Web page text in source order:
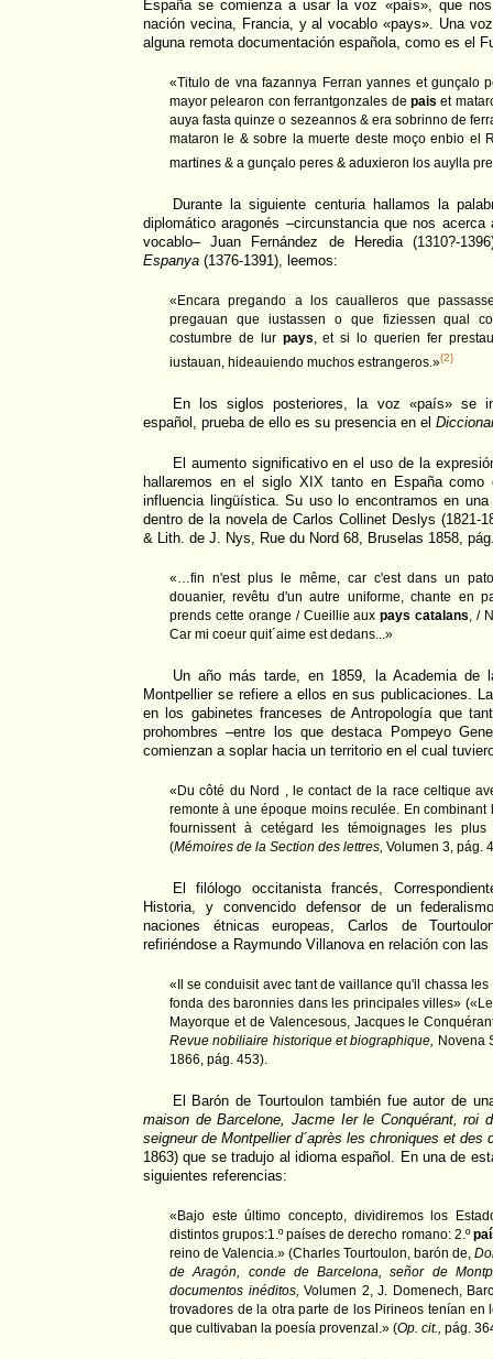
España se comienza a usar la voz «país», que
nación vecina, Francia, y al vocablo «pays». Una
alguna remota documentación española, como es el
«Titulo de vna fazannya Ferran yannes et gunçalo
mayor pelearon con ferrantgonzales de pais et
auya fasta quinze o sezeannos & era sobrinno de
mataron le & sobre la muerte deste moço enbio el
martines & a gunçalo peres & aduxieron los auylla
Durante la siguiente centuria hallamos la
diplomático aragonés –circunstancia que nos
vocablo– Juan Fernández de Heredia (1310?-
Espanya (1376-1391), leemos:
«Encara pregando a los caualleros que
pregauan que iustassen o que fiziessen qual
costumbre de lur pays , et si lo querien fer
iustauan, hideauiendo muchos estrangeros.»{2}
En los siglos posteriores, la voz «país» se
español, prueba de ello es su presencia en el
El aumento significativo en el uso de la
hallaremos en el siglo XIX tanto en España
influencia lingüística. Su uso lo encontramos en
dentro de la novela de Carlos Collinet Deslys (1821-
& Lith. de J. Nys, Rue du Nord 68, Bruselas 1858,
«…fin n'est plus le même, car c'est dans un
douanier, revêtu d'un autre uniforme, chante en
prends cette orange / Cueillie auxpays catalans , /
Car mi coeur quit´aime est dedans...»
Un año más tarde, en 1859, la Academia de
Montpellier se refiere a ellos en sus publicaciones.
en los gabinetes franceses de Antropología que
prohombres –entre los que destaca Pompeyo
comienzan a soplar hacia un territorio en el cual
«Du côté du Nord , le contact de la race celtique
remonte à une époque moins reculée. En
fournissent à cetégard les témoignages les
(Mémoires de la Section des lettres, Volumen 3, pág.
El filólogo occitanista francés,
Historia, y convencido defensor de un
naciones étnicas europeas, Carlos de
refiriéndose a Raymundo Villanova en relación con
«Il se conduisit avec tant de vaillance qu'il chassa
fonda des baronnies dans les principales villes»
Mayorque et de Valencesous, Jacques le
Revue nobiliaire historique et biographique, Novena
1866, pág. 453).
El Barón de Tourtoulon también fue autor de
maison de Barcelone, Jacme Ier le Conquérant, roi
seigneur de Montpellier d´après les chroniques et des
1863) que se tradujo al idioma español. En una de
siguientes referencias:
«Bajo este último concepto, dividiremos los
distintos grupos:1.º países de derecho romano: 2.º
reino de Valencia.» (Charles Tourtoulon, barón de,
de Aragón, conde de Barcelona, señor de
documentos inéditos, Volumen 2, J. Domenech,
trovadores de la otra parte de los Pirineos tenían en
que cultivaban la poesía provenzal.» (Op. cit., pág.